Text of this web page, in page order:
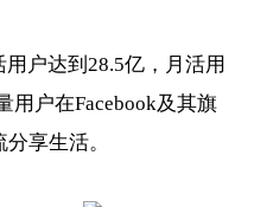
户达到28.5亿，月活用
用户在Facebook及其旗
享生活。